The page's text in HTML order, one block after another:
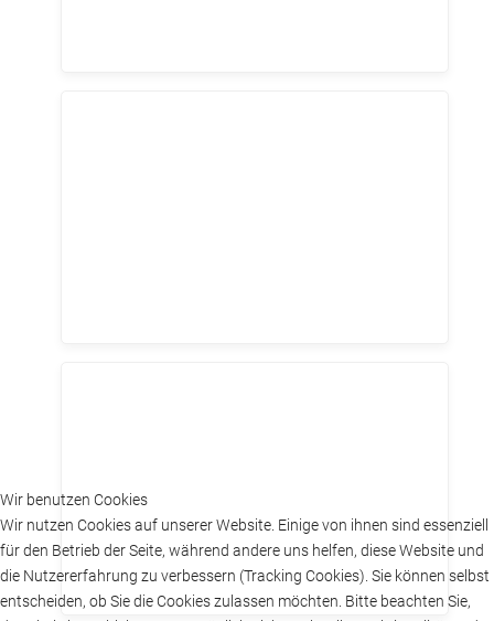
Wir benutzen Cookies
Wir nutzen Cookies auf unserer Website. Einige von ihnen sind essenziell
für den Betrieb der Seite, während andere uns helfen, diese Website und
die Nutzererfahrung zu verbessern (Tracking Cookies). Sie können selbst
entscheiden, ob Sie die Cookies zulassen möchten. Bitte beachten Sie,